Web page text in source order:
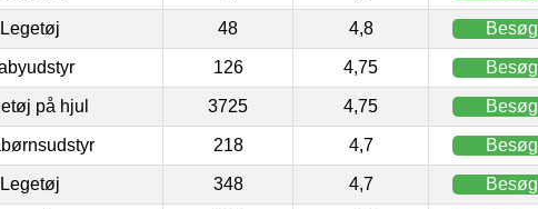
Legetøj 48 4,8 Besøg
126 4,75 Besøg
på hjul 3725 4,75 Besøg
218 4,7 Besøg
Legetøj 348 4,7 Besøg